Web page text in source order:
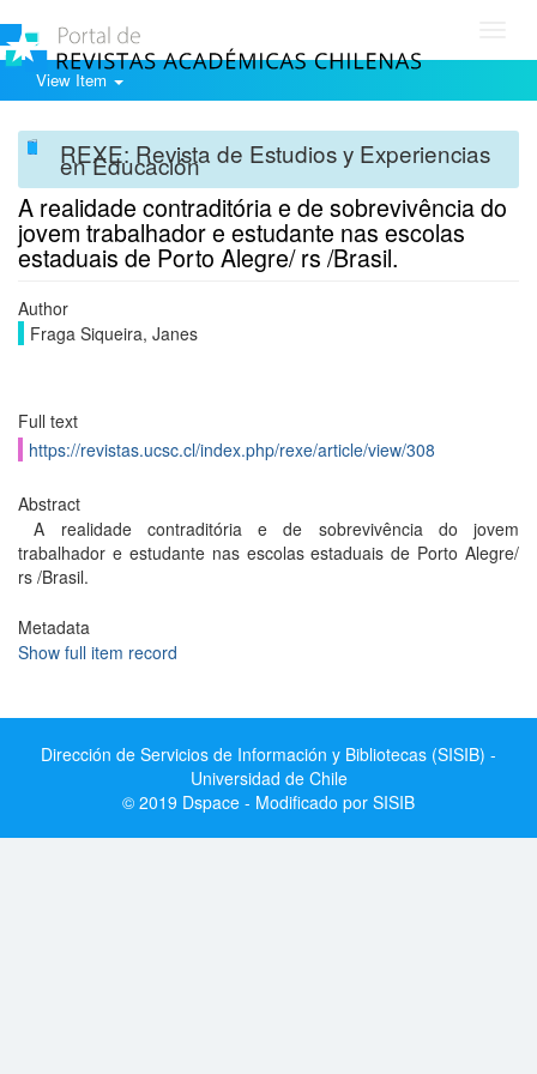
View Item
REXE: Revista de Estudios y Experiencias
en Educación
A realidade contraditória e de sobrevivência do
jovem trabalhador e estudante nas escolas
estaduais de Porto Alegre/ rs /Brasil.
Author
Fraga Siqueira, Janes
Full text
https://revistas.ucsc.cl/index.php/rexe/article/view/308
Abstract
A realidade contraditória e de sobrevivência do jovem
trabalhador e estudante nas escolas estaduais de Porto Alegre/
rs /Brasil.
Metadata
Show full item record
Dirección de Servicios de Información y Bibliotecas (SISIB) -
Universidad de Chile
© 2019 Dspace - Modificado por SISIB